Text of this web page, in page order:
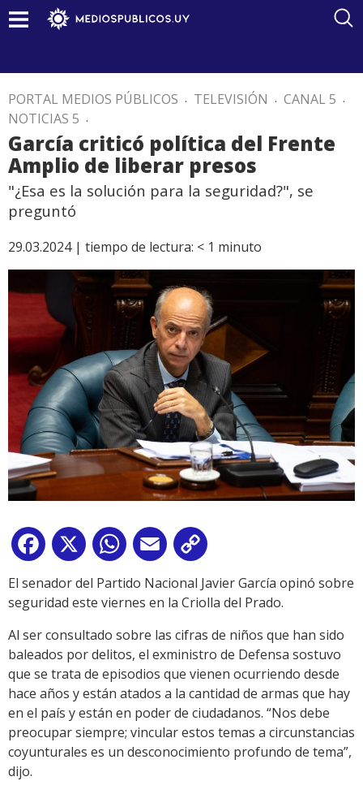
PORTAL MEDIOS PÚBLICOS . TELEVISIÓN . CANAL 5 .
NOTICIAS 5 .
García criticó política del Frente
Amplio de liberar presos
"¿Esa es la solución para la seguridad?", se
preguntó
29.03.2024 | tiempo de lectura: < 1 minuto
Facebook
X WhatsApp
Email
Link
El senador del Partido Nacional Javier García opinó sobre
seguridad este viernes en la Criolla del Prado.
Al ser consultado sobre las cifras de niños que han sido
baleados por delitos, el exministro de Defensa sostuvo
que se trata de episodios que vienen ocurriendo desde
hace años y están atados a la cantidad de armas que hay
en el país y están en poder de ciudadanos. “Nos debe
preocupar siempre; vincular estos temas a circunstancias
coyunturales es un desconocimiento profundo de tema”,
dijo.